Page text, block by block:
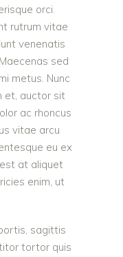
orci.
rutrum vitae
venenatis
sed
metus. Nunc
et, auctor sit
ac rhoncus
vitae arcu
eu ex
at aliquet
enim, ut
sagittis
tortor quis